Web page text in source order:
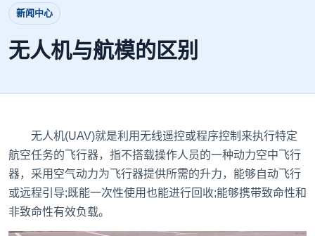
新闻中心
无人机与航模的区别
无人机(UAV)就是利用无线遥控或程序控制来执行特定
航空任务的飞行器，指不搭载操作人员的一种动力空中飞行
器，采用空气动力为飞行器提供所需的升力，能够自动飞行
或远程引导;既能一次性使用也能进行回收;能够携带致命性和
非致命性有效负载。